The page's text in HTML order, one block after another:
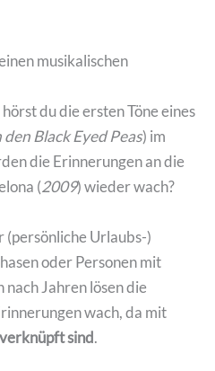
musikalischen
du die ersten Töne eines
Black Eyed Peas) im
die Erinnerungen an die
(2009) wieder wach?
Urlaubs-)
oder Personen mit
Jahren lösen die
wach, da mit
sind.